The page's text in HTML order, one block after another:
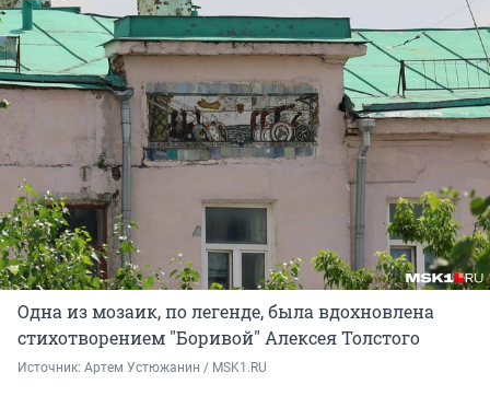
Одна из мозаик, по легенде, была вдохновлена
стихотворением "Боривой" Алексея Толстого
Источник: Артем Устюжанин / MSK1.RU